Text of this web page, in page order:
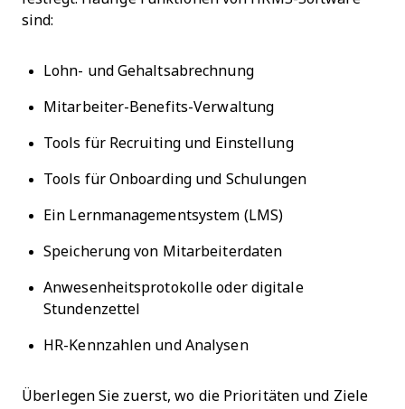
sind:
Lohn- und Gehaltsabrechnung
Mitarbeiter-Benefits-Verwaltung
Tools für Recruiting und Einstellung
Tools für Onboarding und Schulungen
Ein Lernmanagementsystem (LMS)
Speicherung von Mitarbeiterdaten
Anwesenheitsprotokolle oder digitale
Stundenzettel
HR-Kennzahlen und Analysen
Überlegen Sie zuerst, wo die Prioritäten und Ziele